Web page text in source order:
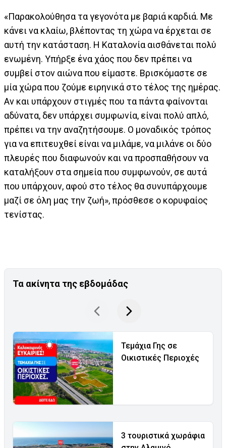
«Παρακολούθησα τα γεγονότα με βαριά καρδιά. Με
κάνει να κλαίω, βλέποντας τη χώρα να έρχεται σε
αυτή την κατάσταση. Η Καταλονία αισθάνεται πολύ
ενωμένη. Υπήρξε ένα χάος που δεν πρέπει να
συμβεί στον αιώνα που είμαστε. Βρισκόμαστε σε
μία χώρα που ζούμε ειρηνικά στο τέλος της ημέρας.
Αν και υπάρχουν στιγμές που τα πάντα φαίνονται
αδύνατα, δεν υπάρχει συμφωνία, είναι πολύ απλό,
πρέπει να την αναζητήσουμε. Ο μοναδικός τρόπος
για να επιτευχθεί είναι να μιλάμε, να μιλάνε οι δύο
πλευρές που διαφωνούν και να προσπαθήσουν να
καταλήξουν στα σημεία που συμφωνούν, σε αυτά
που υπάρχουν, αφού στο τέλος θα συνυπάρχουμε
μαζί σε όλη μας την ζωή», πρόσθεσε ο κορυφαίος
τενίστας.
Τα ακίνητα της εβδομάδας
Τεμάχια Γης σε
Οικιστικές Περιοχές
3 τουριστικά χωράφια